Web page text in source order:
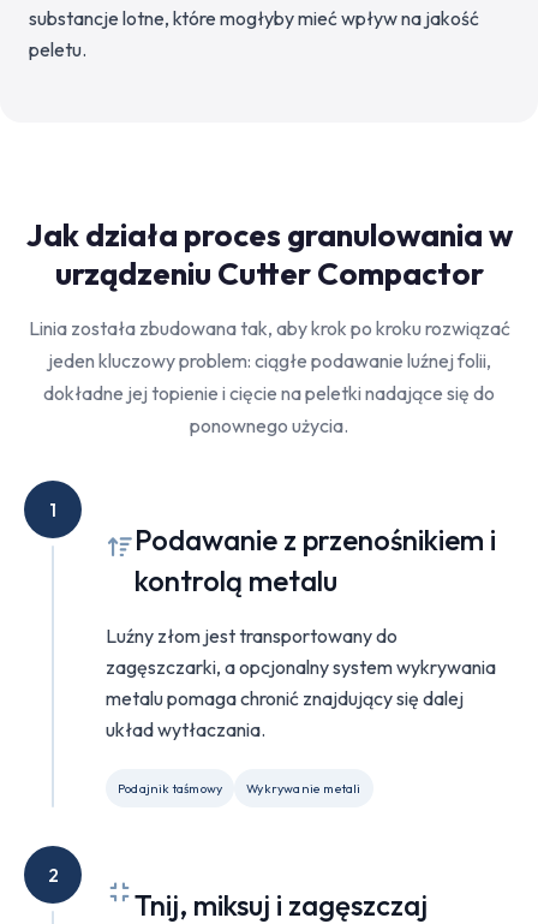
substancje lotne, które mogłyby mieć wpływ na jakość
peletu.
Jak działa proces granulowania w
urządzeniu Cutter Compactor
Linia została zbudowana tak, aby krok po kroku rozwiązać
jeden kluczowy problem: ciągłe podawanie luźnej folii,
dokładne jej topienie i cięcie na peletki nadające się do
ponownego użycia.
1
Podawanie z przenośnikiem i
kontrolą metalu
Luźny złom jest transportowany do
zagęszczarki, a opcjonalny system wykrywania
metalu pomaga chronić znajdujący się dalej
układ wytłaczania.
Podajnik taśmowy Wykrywanie metali
2
Tnij, miksuj i zagęszczaj